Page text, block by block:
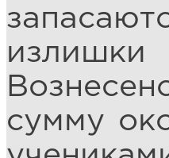
сумму